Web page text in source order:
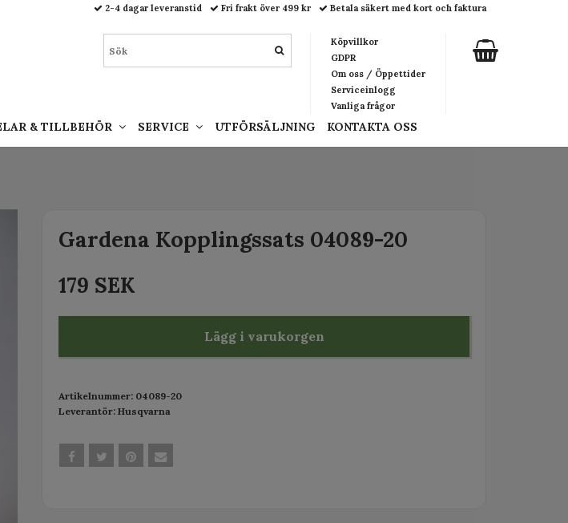
Gardena Kopplingssats 04089-20
179 SEK
Lägg i varukorgen
Artikelnummer: 04089-20
Leverantör: Husqvarna
2-4 dagar leveranstid Fri frakt över 499 kr Betala säkert med kort och faktura
Köpvillkor
GDPR
Om oss / Öppettider
Serviceinlogg
Vanliga frågor
& TILLBEHÖR SERVICE UTFÖRSÄLJNING KONTAKTA OSS